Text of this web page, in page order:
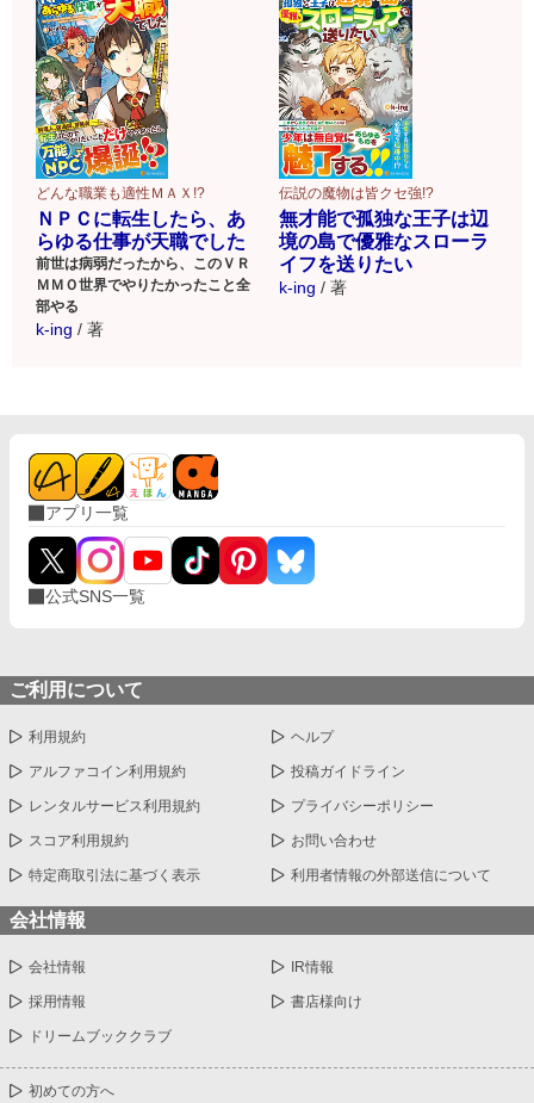
どんな職業も適性ＭＡＸ!?
ＮＰＣに転生したら、あ
らゆる仕事が天職でした
前世は病弱だったから、このＶＲ
ＭＭＯ世界でやりたかったこと全
部やる
k-ing / 著
伝説の魔物は皆クセ強!?
無才能で孤独な王子は辺
境の島で優雅なスローラ
イフを送りたい
k-ing / 著
アプリ一覧
公式SNS一覧
ご利用について
利用規約 ヘルプ
アルファコイン利用規約 投稿ガイドライン
レンタルサービス利用規約 プライバシーポリシー
スコア利用規約 お問い合わせ
特定商取引法に基づく表示 利用者情報の外部送信について
会社情報
会社情報 IR情報
採用情報 書店様向け
ドリームブッククラブ
初めての方へ